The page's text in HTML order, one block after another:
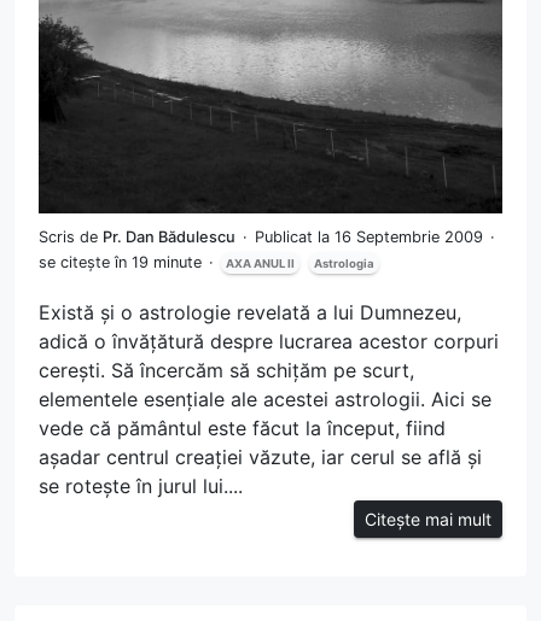
Scris de Pr. Dan Bădulescu
Publicat la 16 Septembrie 2009
se citește în 19 minute
AXA ANUL II Astrologia
Există și o astrologie revelată a lui Dumnezeu,
adică o învățătură despre lucrarea acestor corpuri
cerești. Să încercăm să schițăm pe scurt,
elementele esențiale ale acestei astrologii. Aici se
vede că pământul este făcut la început, fiind
așadar centrul creației văzute, iar cerul se află și
se rotește în jurul lui....
Citește mai mult